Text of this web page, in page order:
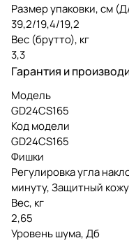
Размер упаковки, см
39,2/19,4/19,2
Вес (брутто), кг
3,3
Гарантия и
Модель
GD24CS165
Код модели
GD24CS165
Фишки
Регулировка угла
минуту, Защитный
Вес, кг
2,65
Уровень шума, Дб